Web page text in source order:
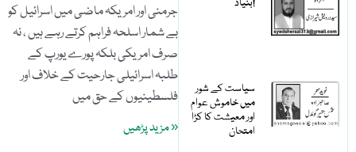
بنیاد!
سیاست کے شور
میں خاموش عوام
اور معیشت کا کڑا
امتحان
جرمنی اور امریکہ ماضی میں اسرائیل کو
بے شمار اسلحہ فراہم کرتے رہے ہیں ، نہ
صرف امریکی بلکہ پورے یورپ کے
طلبہ اسرائیلی جارحیت کے خلاف اور
فلسطینیوں کے حق میں
« مزید پڑھیں